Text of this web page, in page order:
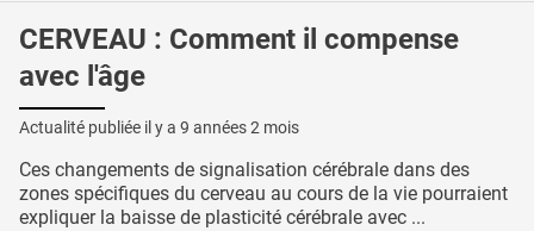
CERVEAU : Comment il compense
avec l'âge
Actualité publiée il y a 9 années 2 mois
Ces changements de signalisation cérébrale dans des
zones spécifiques du cerveau au cours de la vie pourraient
expliquer la baisse de plasticité cérébrale avec ...